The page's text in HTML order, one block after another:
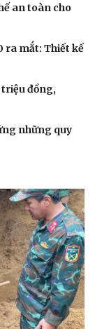
an toàn cho
mắt: Thiết kế
đồng,
những quy